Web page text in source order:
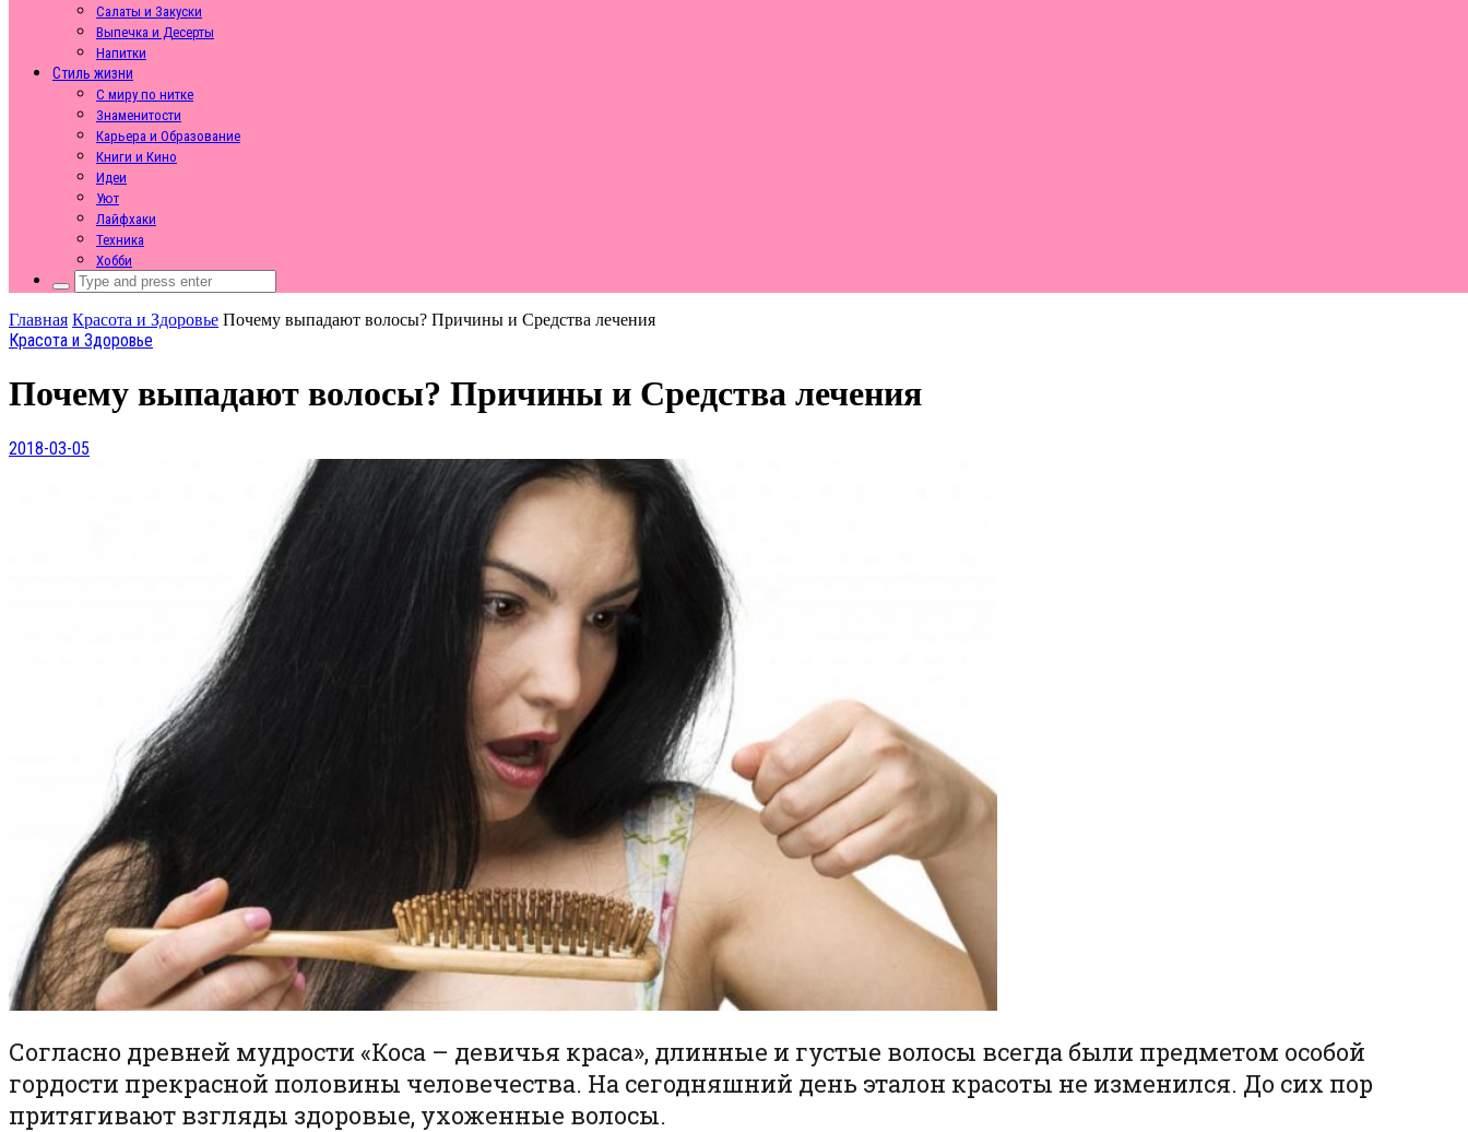
Салаты и Закуски
Выпечка и Десерты
Напитки
Стиль жизни
С миру по нитке
Знаменитости
Карьера и Образование
Книги и Кино
Идеи
Уют
Лайфхаки
Техника
Хобби
Search
for:
Главная Красота и Здоровье Почему выпадают волосы? Причины и Средства лечения
Красота и Здоровье
Почему выпадают волосы? Причины и Средства лечения
2018-03-05
Согласно древней мудрости «Коса – девичья краса», длинные и густые волосы всегда были предметом особой
гордости прекрасной половины человечества. На сегодняшний день эталон красоты не изменился. До сих пор
притягивают взгляды здоровые, ухоженные волосы.